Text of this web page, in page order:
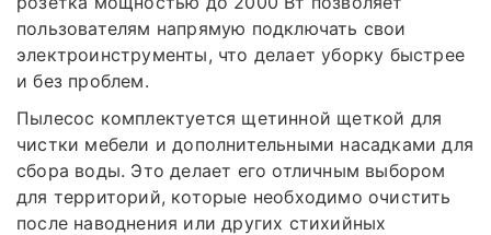
пользователям напрямую подключать свои
электроинструменты, что делает уборку быстрее
и без проблем.
Пылесос комплектуется щетинной щеткой для
чистки мебели и дополнительными насадками для
сбора воды. Это делает его отличным выбором
для территорий, которые необходимо очистить
после наводнения или других стихийных